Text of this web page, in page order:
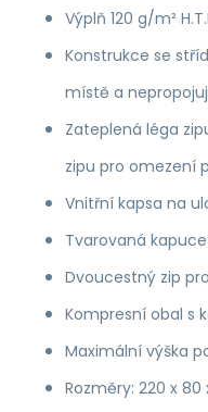
Výplň 120 g/m²
Konstrukce se
místě a
Zateplená léga
zipu pro omezení
Vnitřní kapsa na
Tvarovaná
Dvoucestný zip
Kompresní obal s
Maximální výška
Rozměry: 220 x 80